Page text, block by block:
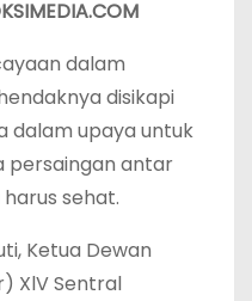
dalam
disikapi
dalam upaya untuk
persaingan antar
sehat.
Ketua Dewan
XlV Sentral